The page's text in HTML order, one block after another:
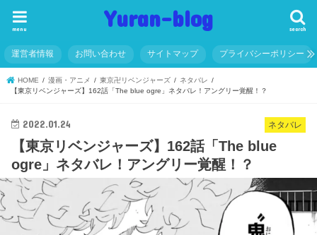
Yuran-blog search
menu
運営者情報 お問い合わせ サイトマップ プライバシーポリシー
HOME 漫画・アニメ 東京卍リベンジャーズ
ネタバレ
【東京リベンジャーズ】162話「The blue ogre」ネタバレ！アングリー覚醒！？
ネタバレ
2022.01.24
【東京リベンジャーズ】162話「The blue
ogre」ネタバレ！アングリー覚醒！？